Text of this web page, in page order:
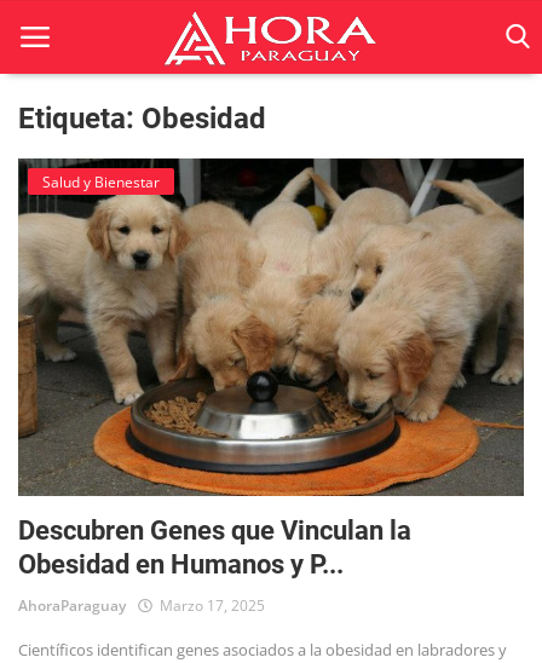
Inicio
ACTUALIDAD
BELLEZA
Ciencia
Deportes
Economía
Espetáculos
Negocios
Etiqueta: Obesidad
Salud y Bienestar
Descubren Genes que Vinculan la
Obesidad en Humanos y P...
AhoraParaguay Marzo 17, 2025
Científicos identifican genes asociados a la obesidad en labradores y